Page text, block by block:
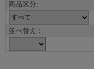
並べ替え：